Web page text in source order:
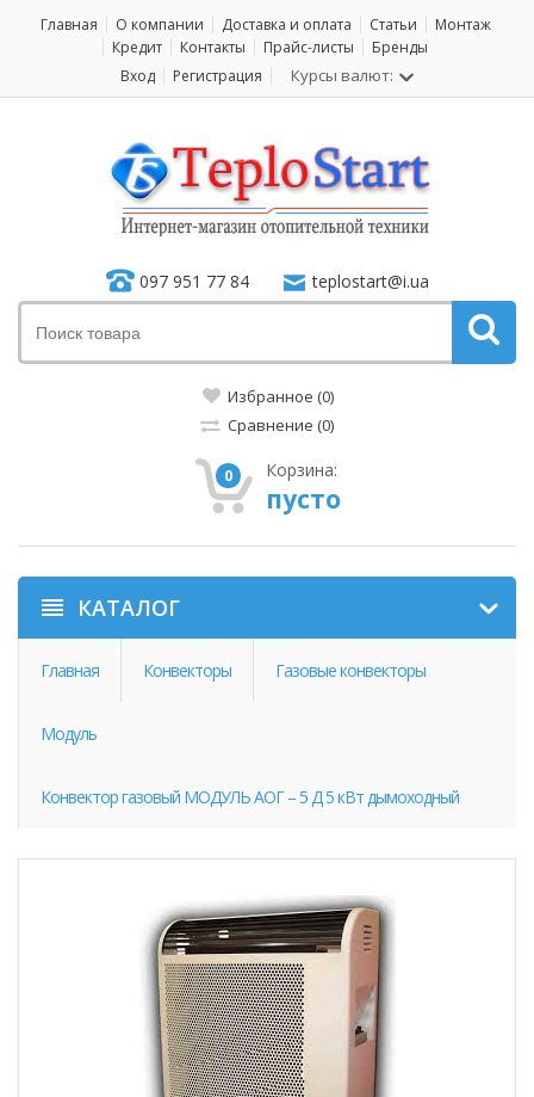
Главная О компании Доставка и оплата Статьи
Монтаж
Кредит
Контакты Прайс-листы
Бренды
Вход
Регистрация Курсы валют:
097 951 77 84 teplostart@i.ua
Избранное (0)
Сравнение (0)
0 Корзина:
пусто
КАТАЛОГ
Главная Конвекторы Газовые конвекторы
Модуль
Конвектор газовый МОДУЛЬ АОГ – 5 Д 5 кВт дымоходный